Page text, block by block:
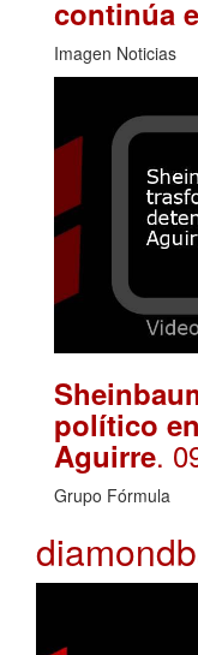
continúa
Imagen Noticias
político
Aguirre.
Grupo Fórmula